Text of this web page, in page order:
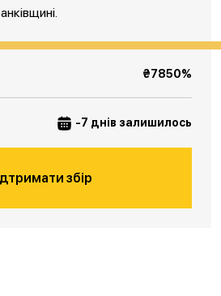
₴7850%
-7 днів залишилось
збір